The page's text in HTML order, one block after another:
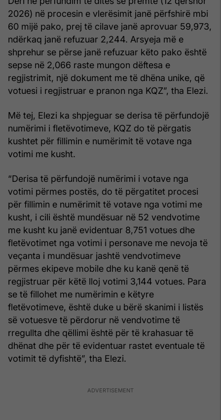
2026) në procesin e vlerësimit janë përfshirë mbi
60 mijë pako, prej të cilave janë aprovuar 59,973,
ndërkaq janë refuzuar 2,244. Arsyeja më e
shprehur se përse janë refuzuar këto pako është
sepse në 2,066 raste mungon dëftesa e
regjistrimit, një dokument me të dhëna unike, që
votuesi i regjistruar e pranon nga KQZ”, tha Elezi.
Më tej, Elezi ka shpjeguar se derisa të përfundojë
numërimi i fletëvotimeve, KQZ do të përgatis
kushtet për fillimin e numërimit të votave nga
votimi me kusht.
“Derisa të përfundojë numërimi i votave nga
votimi përmes postës, do të përgatitet procesi
për fillimin e numërimit të votave nga votimi me
kusht, i cili është mundësuar në 52 vendvotime
me kusht ku janë evidentuar 8,751 votues dhe
fletëvotimet nga votimi i personave me nevoja të
veçanta i mundësuar jashtë vendvotimeve
përmes ekipeve mobile dhe ku kanë qenë të
regjistruar për këtë lloj votimi 3,144 votues. Para
se të fillohet me numërimin e këtyre
fletëvotimeve, është duke u bërë skanimi i listës
së votuesve të përdorur në vendvotime të
rregullta dhe qëllimi është për të krahasuar të
dhënat dhe për të evidentuar rastet eventuale të
votimit të dyfishtë”, tha Elezi.